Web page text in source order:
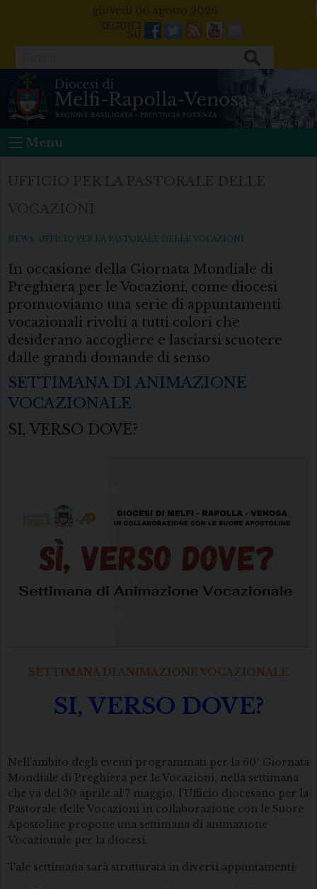
giovedì 06 agosto 2026
Facebook
Twitter
FeedsYoutube
Mail
Menu
NEWS UFFICIO PER LA PASTORALE DELLE VOCAZIONI
In occasione della Giornata Mondiale di
Preghiera per le Vocazioni, come diocesi
promuoviamo una serie di appuntamenti
vocazionali rivolti a tutti colori che
desiderano accogliere e lasciarsi scuotere
dalle grandi domande di senso
SETTIMANA DI ANIMAZIONE
VOCAZIONALE
SI, VERSO DOVE?
SETTIMANA DI ANIMAZIONE VOCAZIONALE
SI, VERSO DOVE?
Nell’ambito degli eventi programmati per la 60ª Giornata
Mondiale di Preghiera per le Vocazioni, nella settimana
che va del 30 aprile al 7 maggio, l’Ufficio diocesano per la
Pastorale delle Vocazioni in collaborazione con le Suore
Apostoline propone una settimana di animazione
Vocazionale per la diocesi.
Tale settimana sarà strutturata in diversi appuntamenti: